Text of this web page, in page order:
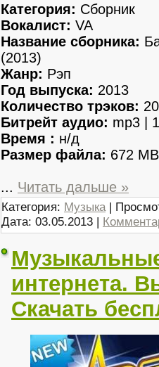
Категория: Сборник
Вокалист: VA
Название сборника:
(2013)
Жанр: Рэп
Год выпуска: 2013
Количество трэков:
Битрейт аудио: mp3 |
Время : н/д
Размер файла: 672 MB
... Читать дальше »
Категория: Музыка |
Дата: 03.05.2013 |
интернета.
Скачать